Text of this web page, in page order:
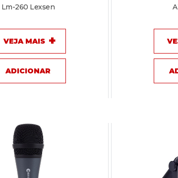
Lm-260 Lexsen
VEJA MAIS
ADICIONAR